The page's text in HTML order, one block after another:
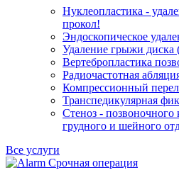
Нуклеопластика -
прокол!
Эндоскопическое
Удаление грыжи диска
Вертебропластика
Радиочастотная
Компрессионный
Транспедикулярная
Стеноз - позвоночного
грудного и шейного
Все услуги
Срочная операция